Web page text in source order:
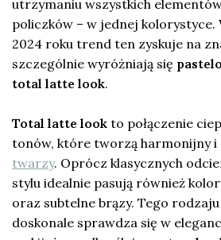
utrzymaniu wszystkich
policzków – w jednej kolorystyce.
2024 roku trend ten zyskuje na
szczególnie wyróżniają się
total latte look.
Total latte look to połączenie
tonów, które tworzą harmonijny i
twarzy. Oprócz klasycznych
stylu idealnie pasują również
oraz subtelne brązy. Tego
doskonale sprawdza się w